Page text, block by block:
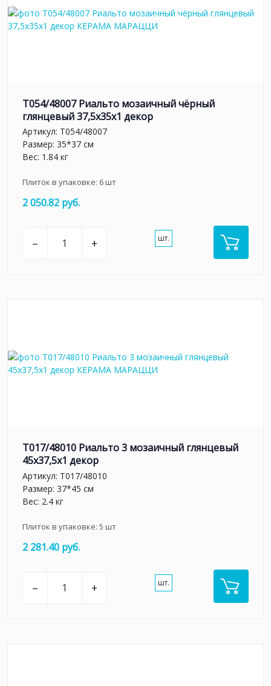
T054/48007 Риальто мозаичный чёрный
глянцевый 37,5x35x1 декор
Артикул: T054/48007
Размер: 35*37 см
Вес: 1.84 кг
Плиток в упаковке: 6шт
2 050.82 руб.
– + шт.
T017/48010 Риальто 3 мозаичный глянцевый
45x37,5x1 декор
Артикул: T017/48010
Размер: 37*45 см
Вес: 2.4 кг
Плиток в упаковке: 5 шт
2 281.40 руб.
– + шт.